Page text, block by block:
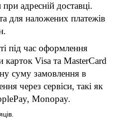
адресній доставці.
для наложених платежів
під час оформлення
карток Visa та MasterCard
суму замовлення в
через сервіси, такі як
Monopay.